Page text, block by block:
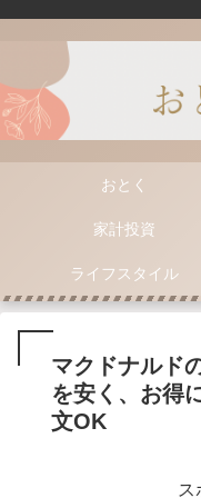
おとく
家計投資
ライフスタイル
マクドナルド
を安く、お得
文OK
ス